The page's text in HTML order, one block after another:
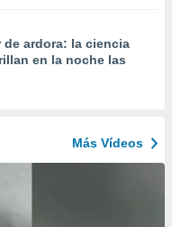
de ardora: la ciencia
en la noche las
Más Vídeos